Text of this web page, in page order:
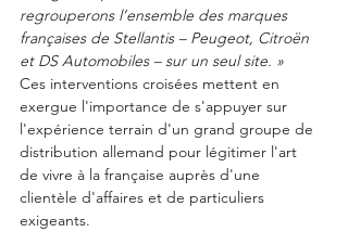
regrouperons l’ensemble des marques
françaises de Stellantis – Peugeot, Citroën
et DS Automobiles – sur un seul site. »
Ces interventions croisées mettent en
exergue l'importance de s'appuyer sur
l'expérience terrain d'un grand groupe de
distribution allemand pour légitimer l'art
de vivre à la française auprès d'une
clientèle d'affaires et de particuliers
exigeants.